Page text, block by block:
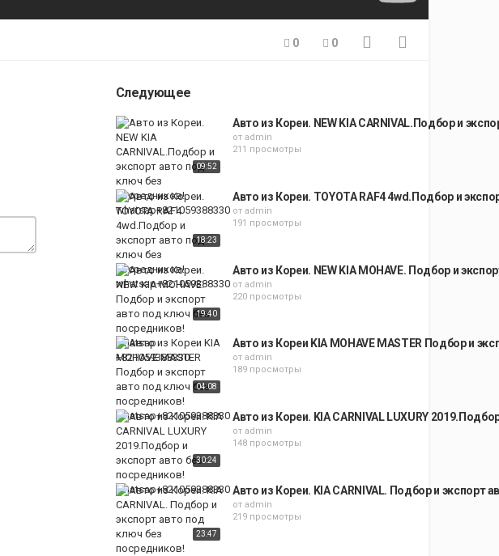
0 0
Следующее
09:52
Авто из Кореи. NEW KIA CARNIVAL.Подбор и
от admin
211 просмотры
18:23
Авто из Кореи. TOYOTA RAF4 4wd.Подбор и
от admin
191 просмотры
19:40
Авто из Кореи. NEW KIA MOHAVE. Подбор и
от admin
220 просмотры
04:08
Авто из Кореи KIA MOHAVE MASTER Подбор и
от admin
189 просмотры
30:24
Авто из Кореи. KIA CARNIVAL LUXURY
от admin
148 просмотры
23:47
Авто из Кореи. KIA CARNIVAL. Подбор и экспорт
от admin
219 просмотры